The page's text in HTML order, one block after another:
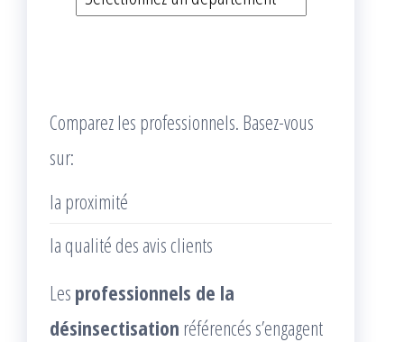
Comparez les professionnels. Basez-vous
sur:
la proximité
la qualité des avis clients
Les professionnels de la
désinsectisation référencés s’engagent